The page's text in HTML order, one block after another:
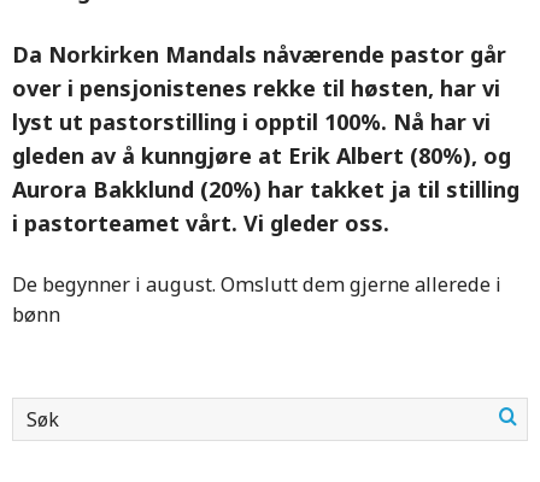
Da Norkirken Mandals nåværende pastor går
over i pensjonistenes rekke til høsten, har vi
lyst ut pastorstilling i opptil 100%. Nå har vi
gleden av å kunngjøre at Erik Albert (80%), og
Aurora Bakklund (20%) har takket ja til stilling
i pastorteamet vårt. Vi gleder oss.
De begynner i august. Omslutt dem gjerne allerede i
bønn